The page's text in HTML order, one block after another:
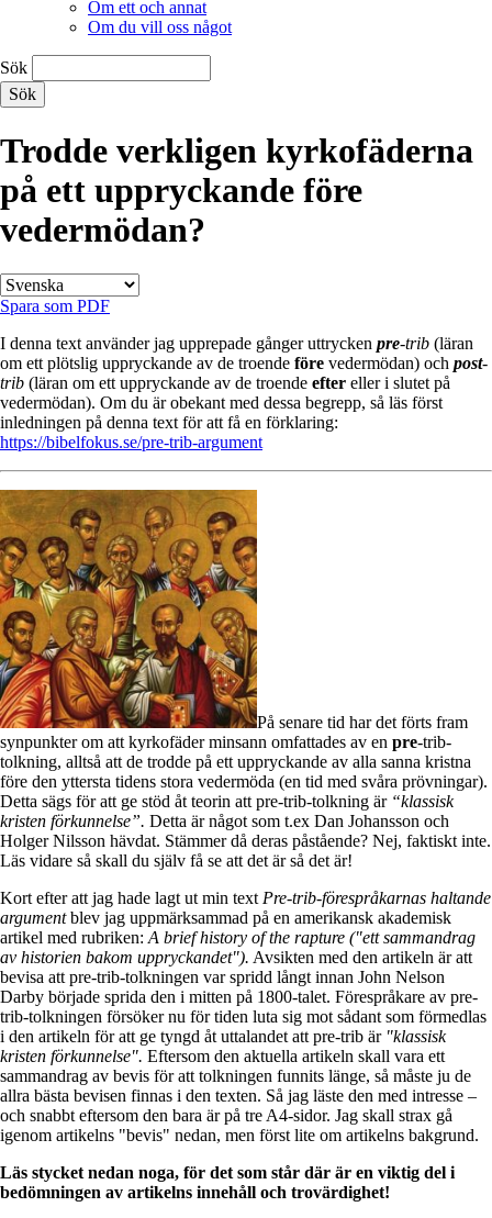
Om ett och annat
Om du vill oss något
Sök
Trodde verkligen kyrkofäderna
på ett uppryckande före
vedermödan?
Spara som PDF
I denna text använder jag upprepade gånger uttrycken pre-trib (läran
om ett plötslig uppryckande av de troende före vedermödan) och post-
trib (läran om ett uppryckande av de troende efter eller i slutet på
vedermödan). Om du är obekant med dessa begrepp, så läs först
inledningen på denna text för att få en förklaring:
https://bibelfokus.se/pre-trib-argument
På senare tid har det förts fram
synpunkter om att kyrkofäder minsann omfattades av en pre-trib-
tolkning, alltså att de trodde på ett uppryckande av alla sanna kristna
före den yttersta tidens stora vedermöda (en tid med svåra prövningar).
Detta sägs för att ge stöd åt teorin att pre-trib-tolkning är “klassisk
kristen förkunnelse”. Detta är något som t.ex Dan Johansson och
Holger Nilsson hävdat. Stämmer då deras påstående? Nej, faktiskt inte.
Läs vidare så skall du själv få se att det är så det är!
Kort efter att jag hade lagt ut min text Pre-trib-förespråkarnas haltande
argumentblev jag uppmärksammad på en amerikansk akademisk
artikel med rubriken: A brief history of the rapture ("ett sammandrag
av historien bakom uppryckandet"). Avsikten med den artikeln är att
bevisa att pre-trib-tolkningen var spridd långt innan John Nelson
Darby började sprida den i mitten på 1800-talet. Förespråkare av pre-
trib-tolkningen försöker nu för tiden luta sig mot sådant som förmedlas
i den artikeln för att ge tyngd åt uttalandet att pre-trib är "klassisk
kristen förkunnelse". Eftersom den aktuella artikeln skall vara ett
sammandrag av bevis för att tolkningen funnits länge, så måste ju de
allra bästa bevisen finnas i den texten. Så jag läste den med intresse –
och snabbt eftersom den bara är på tre A4-sidor. Jag skall strax gå
igenom artikelns "bevis" nedan, men först lite om artikelns bakgrund.
Läs stycket nedan noga, för det som står där är en viktig del i
bedömningen av artikelns innehåll och trovärdighet!